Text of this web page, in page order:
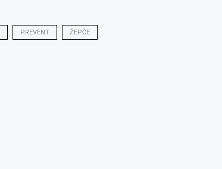
PREVENT ŽEPČE